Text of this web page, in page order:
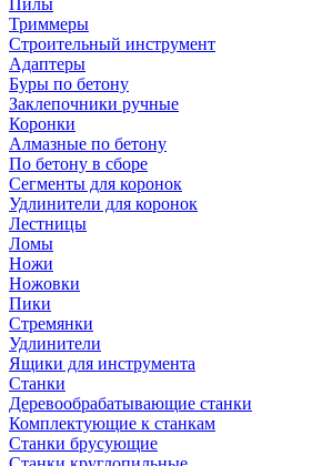
Пилы
Триммеры
Строительный инструмент
Адаптеры
Буры по бетону
Заклепочники ручные
Коронки
Алмазные по бетону
По бетону в сборе
Сегменты для коронок
Удлинители для коронок
Лестницы
Ломы
Ножи
Ножовки
Пики
Стремянки
Удлинители
Ящики для инструмента
Станки
Деревообрабатывающие станки
Комплектующие к станкам
Станки брусующие